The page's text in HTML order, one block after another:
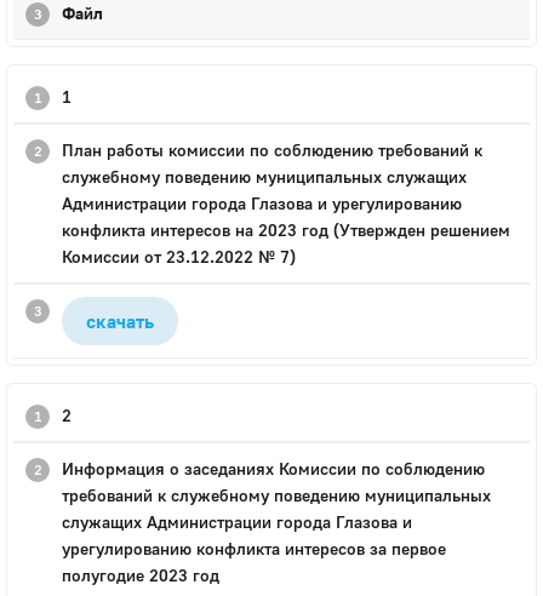
Файл
1
План работы комиссии по соблюдению требований к
служебному поведению муниципальных служащих
Администрации города Глазова и урегулированию
конфликта интересов на 2023 год (Утвержден решением
Комиссии от 23.12.2022 № 7)
скачать
2
Информация о заседаниях Комиссии по соблюдению
требований к служебному поведению муниципальных
служащих Администрации города Глазова и
урегулированию конфликта интересов за первое
полугодие 2023 год